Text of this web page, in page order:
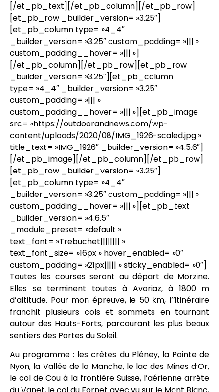
[/et_pb_text][/et_pb_column][/et_pb_row]
[et_pb_row _builder_version= »3.25″]
[et_pb_column type= »4_4″
_builder_version= »3.25″ custom_padding= »||| »
custom_padding__hover= »||| »]
[/et_pb_column][/et_pb_row][et_pb_row
_builder_version= »3.25″][et_pb_column
type= »4_4″ _builder_version= »3.25″
custom_padding= »||| »
custom_padding__hover= »||| »][et_pb_image
src= »https://outdoorandnews.com/wp-
content/uploads/2020/08/IMG_1926-scaled.jpg »
title_text= »IMG_1926″ _builder_version= »4.5.6″]
[/et_pb_image][/et_pb_column][/et_pb_row]
[et_pb_row _builder_version= »3.25″]
[et_pb_column type= »4_4″
_builder_version= »3.25″ custom_padding= »||| »
custom_padding__hover= »||| »][et_pb_text
_builder_version= »4.6.5″
_module_preset= »default »
text_font= »Trebuchet|||||||| »
text_font_size= »16px » hover_enabled= »0″
custom_padding= »21px||||| » sticky_enabled= »0″]
Toutes les courses seront au départ de Morzine.
Elles se terminent toutes à Avoriaz, à 1800 m
d’altitude. Pour mon épreuve, le 50 km, l’’itinéraire
franchit plusieurs cols et sommets en tournant
autour des Hauts-Forts, parcourant les plus beaux
sentiers des Portes du Soleil.
Au programme : les crêtes du Pléney, la Pointe de
Nyon, la Vallée de la Manche, le lac des Mines d’Or,
le col de Cou à la frontière Suisse, l’aérienne arrête
du Vanet, le col du Fornet avec vu sur le Mont Blanc,